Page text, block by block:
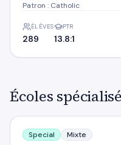
Patron : Catholic
ÉLÈVES
289
PTR
13.8:1
Écoles
ABACAS Kilbarrack
Special Mixte